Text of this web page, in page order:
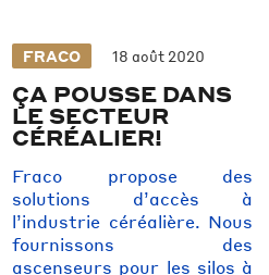
FRACO 18 août 2020
ÇA POUSSE DANS
LE SECTEUR
CÉRÉALIER!
Fraco propose des
solutions d’accès à
l’industrie céréalière. Nous
fournissons des
ascenseurs pour les silos à